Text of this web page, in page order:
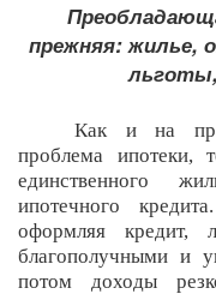
прежняя: жилье,
Как и на
проблема ипотеки,
единственного
ипотечного
оформляя кредит,
благополучными и
потом доходы